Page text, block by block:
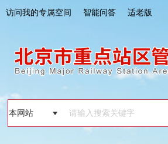
访问我的专属空间 智能问答 适老版